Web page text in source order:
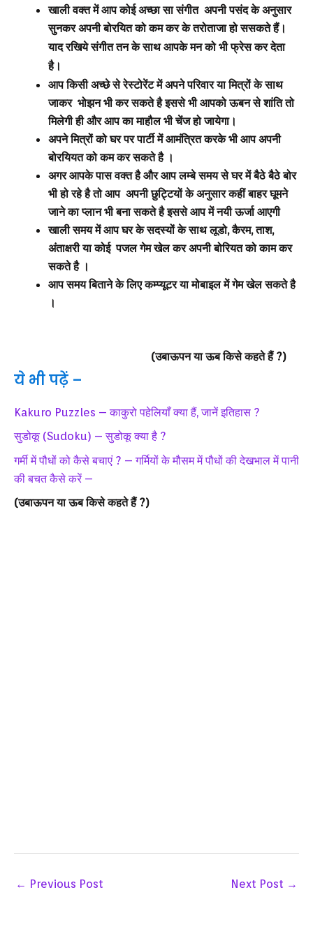
खाली वक्त में आप कोई अच्छा सा संगीत अपनी पसंद के अनुसार
सुनकरअपनी बोरयित को कम कर के तरोताजा हो ससकते हैं।
याद रखिये संगीत तन के साथ आपके मन को भी फ्रेस कर देता
है।
आप किसी अच्छे सेरेस्टोरेंटमें अपने परिवार या मित्रों के साथ
जाकर भोझन भी कर सकते है इससे भी आपको ऊबन से शांति तो
मिलेगी ही और आप का माहौल भी चेंज हो जायेगा।
अपने मित्रों को घर पर पार्टी में आमंत्रित करके भी आप अपनी
बोरयियत को कम कर सकते है ।
अगर आपके पास वक्त है और आप लम्बे समय से घर में बैठे बैठे बोर
भी हो रहे है तो आप अपनी छुट्टियों के अनुसार कहीं बाहर घूमने
जाने का प्लान भी बना सकते है इससे आप में नयी ऊर्जा आएगी
खाली समय में आप घर के सदस्यों के साथ लूडो, कैरम, ताश,
अंताक्षरी या कोई पजल गेम खेल कर अपनी बोरियत को काम कर
सकते है ।
आप समय बिताने के लिए कम्प्यूटर या मोबाइल में गेम खेल सकते है
।
(उबाऊपन या ऊब किसे कहते हैं ?)
ये भी पढ़ें –
Kakuro Puzzles – काकुरो पहेलियाँ क्या हैं, जानें इतिहास ?
सुडोकू (Sudoku) – सुडोकू क्या है ?
गर्मी में पौधों को कैसे बचाएं ? – गर्मियों के मौसम में पौधों की देखभाल में पानी
की बचत कैसे करें –
(उबाऊपन या ऊब किसे कहते हैं ?)
← Previous Post Next Post →